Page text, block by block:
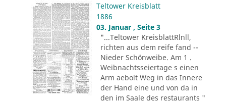
Teltower Kreisblatt
1886
03. Januar , Seite 3
"...Teltower KreisblattRlnll,
richten aus dem reife fand --
Nieder Schönweibe. Am 1 .
Weibnachtsseiertage s einen
Arm aebolt Weg in das Innere
der Hand eine und von da in
den im Saale des restaurants "